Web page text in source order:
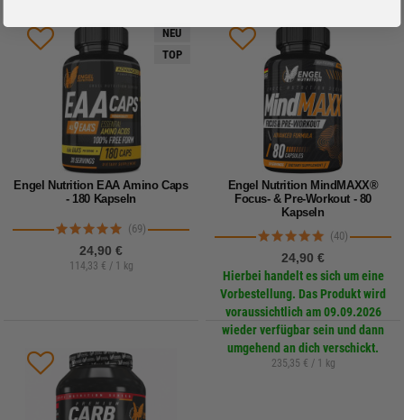
NEU
TOP
Engel Nutrition EAA Amino Caps
- 180 Kapseln
(69)
24,90 €
114,33 € / 1 kg
Engel Nutrition MindMAXX®
Focus- & Pre-Workout - 80
Kapseln
(40)
24,90 €
Hierbei handelt es sich um eine
Vorbestellung. Das Produkt wird
voraussichtlich am 09.09.2026
wieder verfügbar sein und dann
umgehend an dich verschickt.
235,35 € / 1 kg